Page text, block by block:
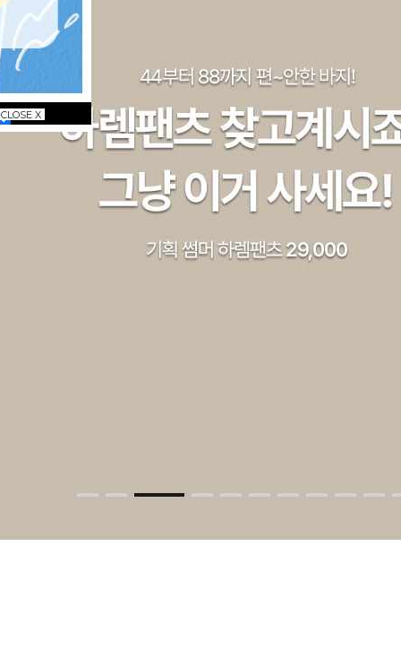
CLOSE X